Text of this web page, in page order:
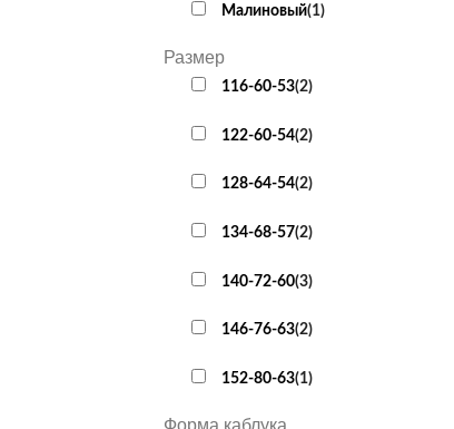
Малиновый(1)
Размер
116-60-53(2)
122-60-54(2)
128-64-54(2)
134-68-57(2)
140-72-60(3)
146-76-63(2)
152-80-63(1)